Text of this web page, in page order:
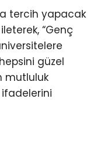
tercih yapacak
“Genç
güzel
mutluluk
ifadelerini